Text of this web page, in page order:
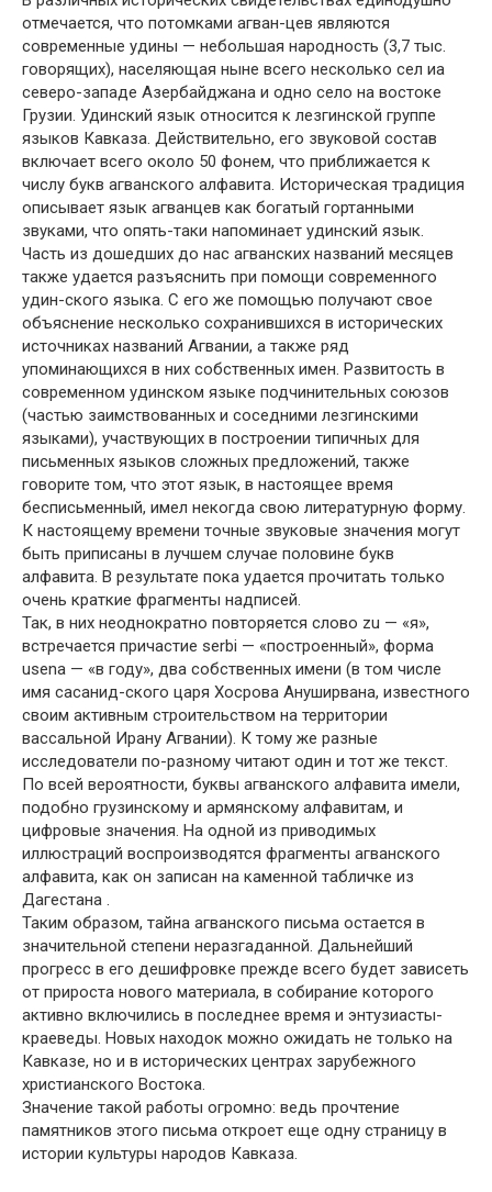
отмечается, что потомками агван-цев являются
современные удины — небольшая народность (3,7 тыс.
говорящих), населяющая ныне всего несколько сел иа
северо-западе Азербайджана и одно село на востоке
Грузии. Удинский язык относится к лезгинской группе
языков Кавказа. Действительно, его звуковой состав
включает всего около 50 фонем, что приближается к
числу букв агванского алфавита. Историческая традиция
описывает язык агванцев как богатый гортанными
звуками, что опять-таки напоминает удинский язык.
Часть из дошедших до нас агванских названий месяцев
также удается разъяснить при помощи современного
удин-ского языка. С его же помощью получают свое
объяснение несколько сохранившихся в исторических
источниках названий Агвании, а также ряд
упоминающихся в них собственных имен. Развитость в
современном удинском языке подчинительных союзов
(частью заимствованных и соседними лезгинскими
языками), участвующих в построении типичных для
письменных языков сложных предложений, также
говорите том, что этот язык, в настоящее время
бесписьменный, имел некогда свою литературную форму.
К настоящему времени точные звуковые значения могут
быть приписаны в лучшем случае половине букв
алфавита. В результате пока удается прочитать только
очень краткие фрагменты надписей.
Так, в них неоднократно повторяется слово zu — «я»,
встречается причастие serbi — «построенный», форма
usena — «в году», два собственных имени (в том числе
имя сасанид-ского царя Хосрова Ануширвана, известного
своим активным строительством на территории
вассальной Ирану Агвании). К тому же разные
исследователи по-разному читают один и тот же текст.
По всей вероятности, буквы агванского алфавита имели,
подобно грузинскому и армянскому алфавитам, и
цифровые значения. На одной из приводимых
иллюстраций воспроизводятся фрагменты агванского
алфавита, как он записан на каменной табличке из
Дагестана .
Таким образом, тайна агванского письма остается в
значительной степени неразгаданной. Дальнейший
прогресс в его дешифровке прежде всего будет зависеть
от прироста нового материала, в собирание которого
активно включились в последнее время и энтузиасты-
краеведы. Новых находок можно ожидать не только на
Кавказе, но и в исторических центрах зарубежного
христианского Востока.
Значение такой работы огромно: ведь прочтение
памятников этого письма откроет еще одну страницу в
истории культуры народов Кавказа.